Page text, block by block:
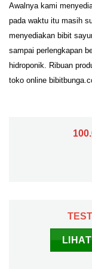
Awalnya kami
pada waktu itu masih
menyediakan bibit
sampai perlengkapan
hidroponik. Ribuan
toko online